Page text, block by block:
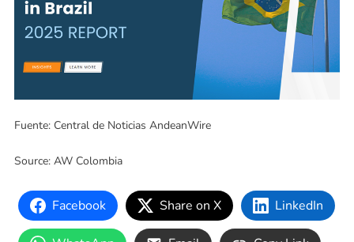
Fuente: Central de Noticias AndeanWire
Source: AW Colombia
Facebook Share on X LinkedIn